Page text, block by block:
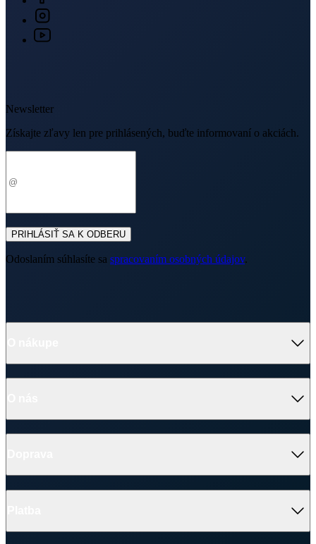
Newsletter
Získajte zľavy len pre prihlásených, buďte informovaní o akciách.
PRIHLÁSIŤ SA K ODBERU
Odoslaním súhlasíte sa spracovaním osobných údajov.